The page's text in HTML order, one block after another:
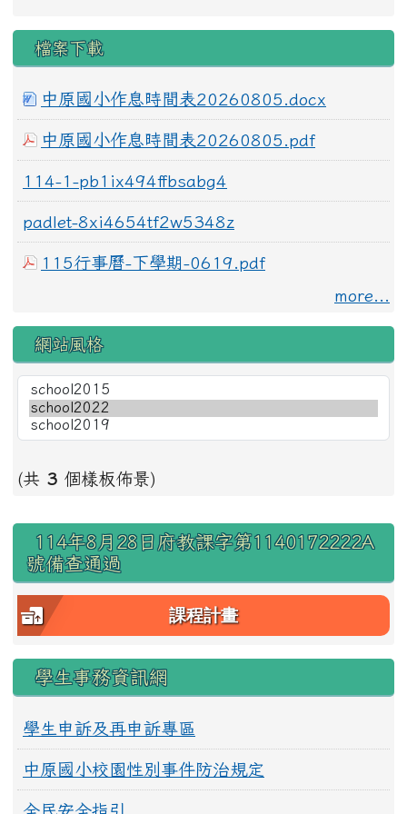
檔案下載
中原國小作息時間表20260805.docx
中原國小作息時間表20260805.pdf
114-1-pb1ix494ffbsabg4
padlet-8xi4654tf2w5348z
115行事曆-下學期-0619.pdf
more...
網站風格
(共 3 個樣板佈景)
右邊區域內容
114年8月28日府教課字第1140172222A
號備查通過
課程計畫
學生事務資訊網
學生申訴及再申訴專區
中原國小校園性別事件防治規定
全民安全指引